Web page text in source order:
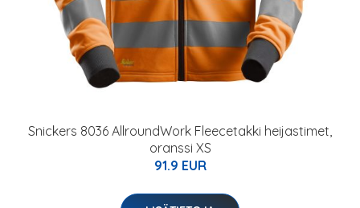
Snickers 8036 AllroundWork Fleecetakki heijastimet,
oranssi XS
91.9 EUR